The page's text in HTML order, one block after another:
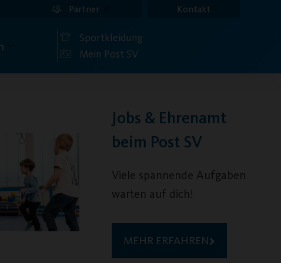
Partner Kontakt
Sportkleidung
Mein Post SV
Jobs & Ehrenamt
beim Post SV
Viele spannende Aufgaben
warten auf dich!
MEHR ERFAHREN